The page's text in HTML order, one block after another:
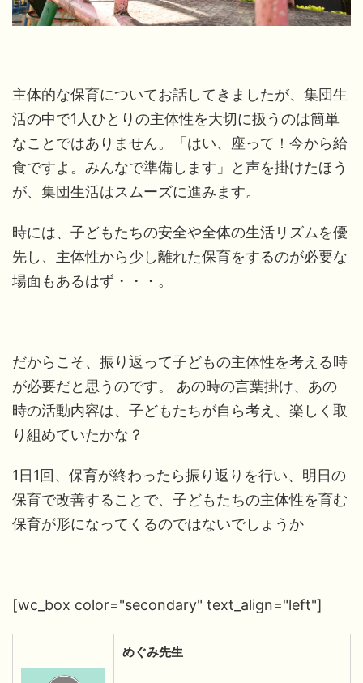
主体的な保育についてお話してきましたが、集団生
活の中で1人ひとりの主体性を大切に扱うのは簡単
なことではありません。「はい、座って！今から給
食ですよ。みんなで準備します」と声を掛けたほう
が、集団生活はスムーズに進みます。
時には、子どもたちの安全や全体の生活リズムを優
先し、主体性から少し離れた保育をするのが必要な
場面もあるはず・・・。
だからこそ、振り返って子どもの主体性を考える時
が必要だと思うのです。 あの時の言葉掛け、あの
時の活動内容は、子どもたちが自ら考え、楽しく取
り組めていたかな？
1日1回、保育が終わったら振り返りを行い、明日の
保育で改善することで、子どもたちの主体性を育む
保育が形になってくるのではないでしょうか
[wc_box color="secondary" text_align="left"]
めぐみ先生